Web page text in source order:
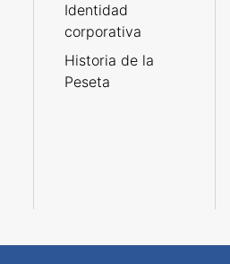
Identidad
corporativa
Historia de la
Peseta